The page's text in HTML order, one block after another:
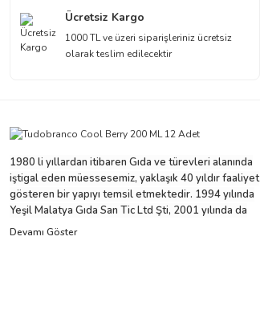
Ürün açıklamasında eksik bilgiler bulunuyor.
Ürün bilgilerinde hatalar bulunuyor.
Ücretsiz Kargo
1000 TL ve üzeri siparişleriniz ücretsiz
olarak teslim edilecektir
1980 li yıllardan itibaren Gıda ve türevleri alanında
iştigal eden müessesemiz, yaklaşık 40 yıldır faaliyet
gösteren bir yapıyı temsil etmektedir. 1994 yılında
Yeşil Malatya Gıda San Tic Ltd Şti, 2001 yılında da
Yeryüzü Gıda Temz ve Kırt Mad San ve Tic Ltd Şti. ni